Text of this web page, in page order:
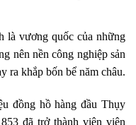
là vương quốc của những
nên nền công nghiệp sản
ra khắp bốn bể năm châu.
đồng hồ hàng đầu Thụy
đã trở thành viên viên